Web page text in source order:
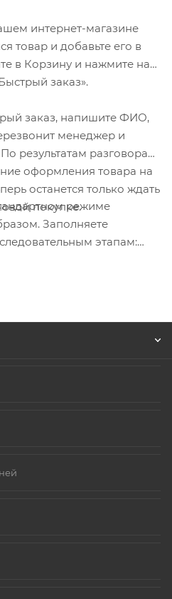
интернет-магазине
товар и добавьте его в
в Корзину и нажмите на
заказ».
заказ, напишите ФИО,
менеджер и
результатам разговора
оформления товара на
останется только ждать
покупке.режиме
Заполняете
этапам: